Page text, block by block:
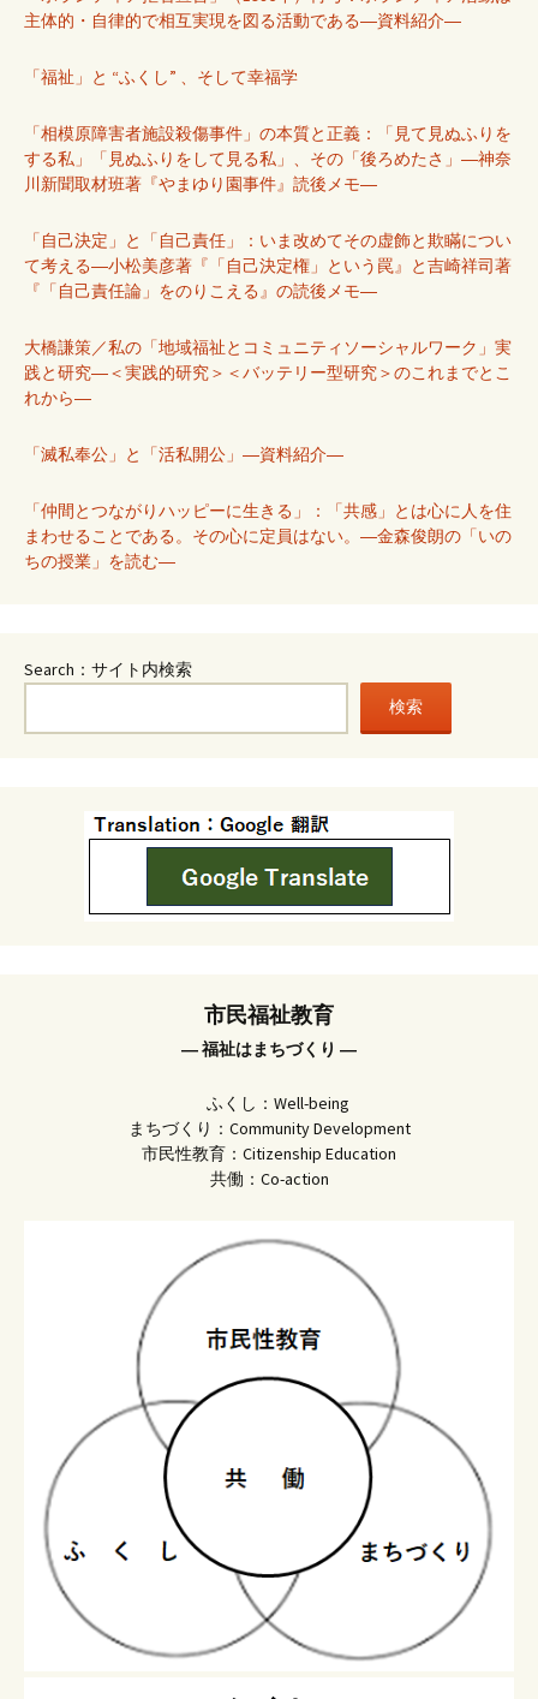
主体的・自律的で相互実現を図る活動である―資料紹介―
「福祉」と “ふくし” 、そして幸福学
「相模原障害者施設殺傷事件」の本質と正義：「見て見ぬふりを
する私」「見ぬふりをして見る私」、その「後ろめたさ」―神奈
川新聞取材班著『やまゆり園事件』読後メモ―
「自己決定」と「自己責任」：いま改めてその虚飾と欺瞞につい
て考える―小松美彦著『「自己決定権」という罠』と吉崎祥司著
『「自己責任論」をのりこえる』の読後メモ―
大橋謙策／私の「地域福祉とコミュニティソーシャルワーク」実
践と研究―＜実践的研究＞＜バッテリー型研究＞のこれまでとこ
れから―
「滅私奉公」と「活私開公」―資料紹介―
「仲間とつながりハッピーに生きる」：「共感」とは心に人を住
まわせることである。その心に定員はない。―金森俊朗の「いの
ちの授業」を読む―
Search：サイト内検索
検索
市民福祉教育
― 福祉はまちづくり ―
ふくし：Well-being
まちづくり：Community Development
市民性教育：Citizenship Education
共働：Co-action